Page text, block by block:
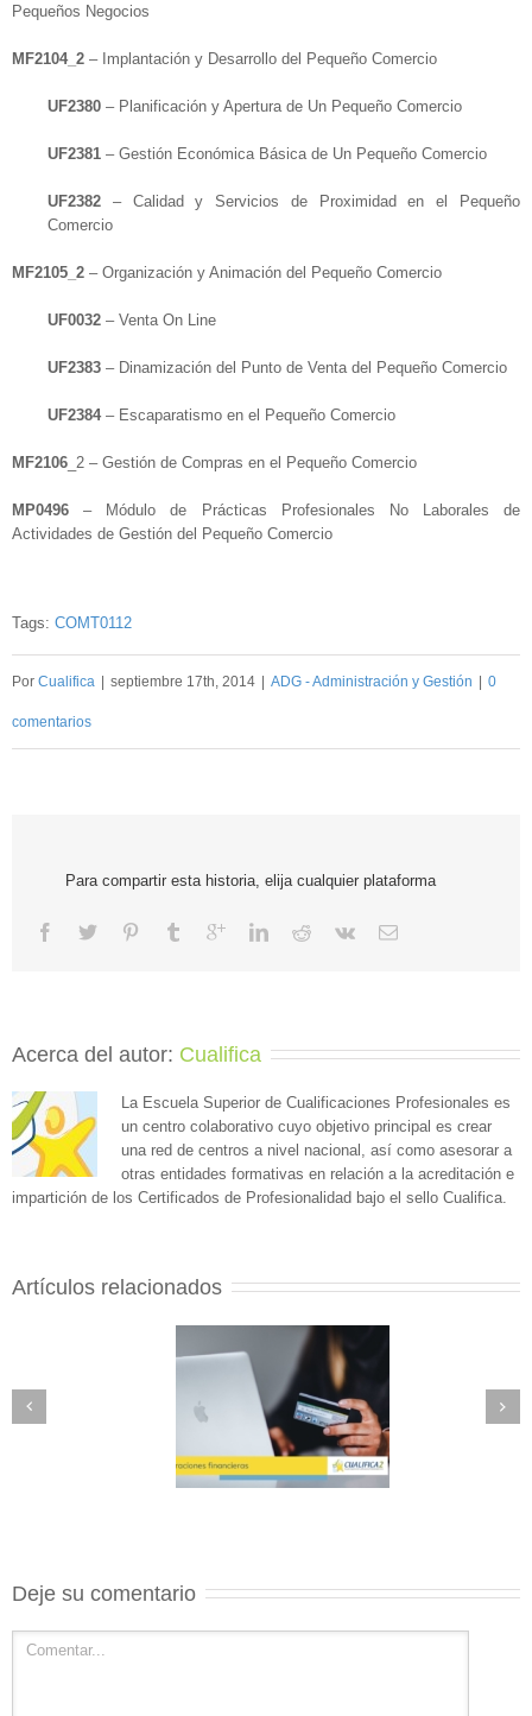
Pequeños Negocios
MF2104_2 – Implantación y Desarrollo del Pequeño Comercio
UF2380 – Planificación y Apertura de Un Pequeño Comercio
UF2381 – Gestión Económica Básica de Un Pequeño Comercio
UF2382 – Calidad y Servicios de Proximidad en el Pequeño
Comercio
MF2105_2 – Organización y Animación del Pequeño Comercio
UF0032 – Venta On Line
UF2383 – Dinamización del Punto de Venta del Pequeño Comercio
UF2384– Escaparatismo en el Pequeño Comercio
MF2106 _2 – Gestión de Compras en el Pequeño Comercio
MP0496 – Módulo de Prácticas Profesionales No Laborales de
Actividades de Gestión del Pequeño Comercio
Tags: COMT0112
Por Cualifica septiembre 17th, 2014 ADG - Administración y Gestión 0
comentarios
Para compartir esta historia, elija cualquier plataforma
Acerca del autor: Cualifica
La Escuela Superior de Cualificaciones Profesionales es
un centro colaborativo cuyo objetivo principal es crear
una red de centros a nivel nacional, así como asesorar a
otras entidades formativas en relación a la acreditación e
impartición de los Certificados de Profesionalidad bajo el sello Cualifica.
Artículos relacionados
Deje su comentario